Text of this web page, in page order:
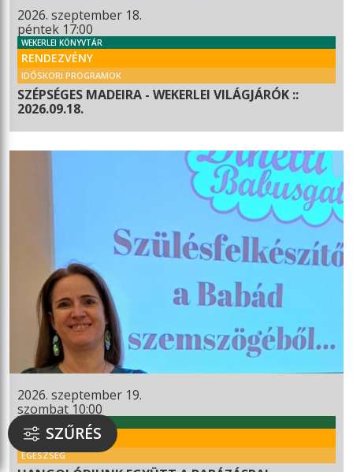
2026. szeptember 18.
péntek 17:00
WEKERLEI KÖNYVTÁR
RENDEZVÉNY
IDŐSKORI PROGRAMOK
SZÉPSÉGES MADEIRA - WEKERLEI VILÁGJÁRÓK ::
2026.09.18.
2026. szeptember 19.
szombat 10:00
WEKERLEI KULTÚRHÁZ
RENDEZVÉNY
EGÉSZSÉG
SZŰRÉS